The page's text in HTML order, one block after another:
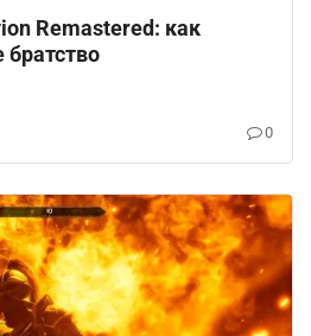
Remastered: как
братство
0